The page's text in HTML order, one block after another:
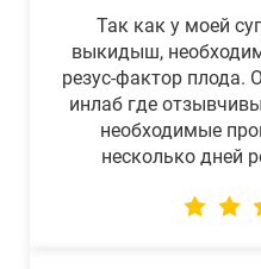
Так как у моей
выкидыш,
резус-фактор плода.
инлаб где
необходимые
несколько дней